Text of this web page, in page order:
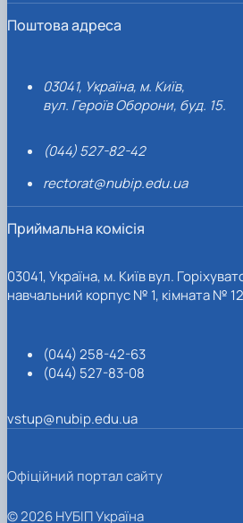
Поштова адреса
03041, Україна, м. Київ,
вул. Героїв Оборони, буд. 15.
(044) 527-82-42
rectorat@nubip.edu.ua
Приймальна комісія
03041, Україна, м. Київ вул.
навчальний корпус № 1, кімната №
(044) 258-42-63
(044) 527-83-08
vstup@nubip.edu.ua
Офіційний портал сайту
© 2026 НУБІП Україна